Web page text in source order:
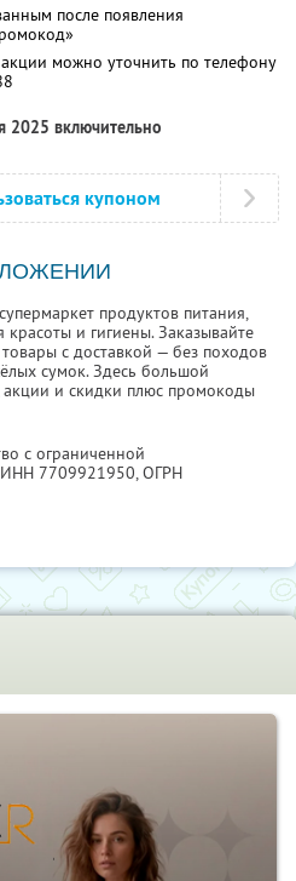
после появления
можно уточнить по телефону
2025 включительно
купоном
продуктов питания,
и гигиены. Заказывайте
с доставкой — без походов
сумок. Здесь большой
акции и скидки плюс промокоды
с ограниченной
ИНН 7709921950, ОГРН